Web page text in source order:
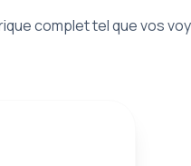
complet tel que vos